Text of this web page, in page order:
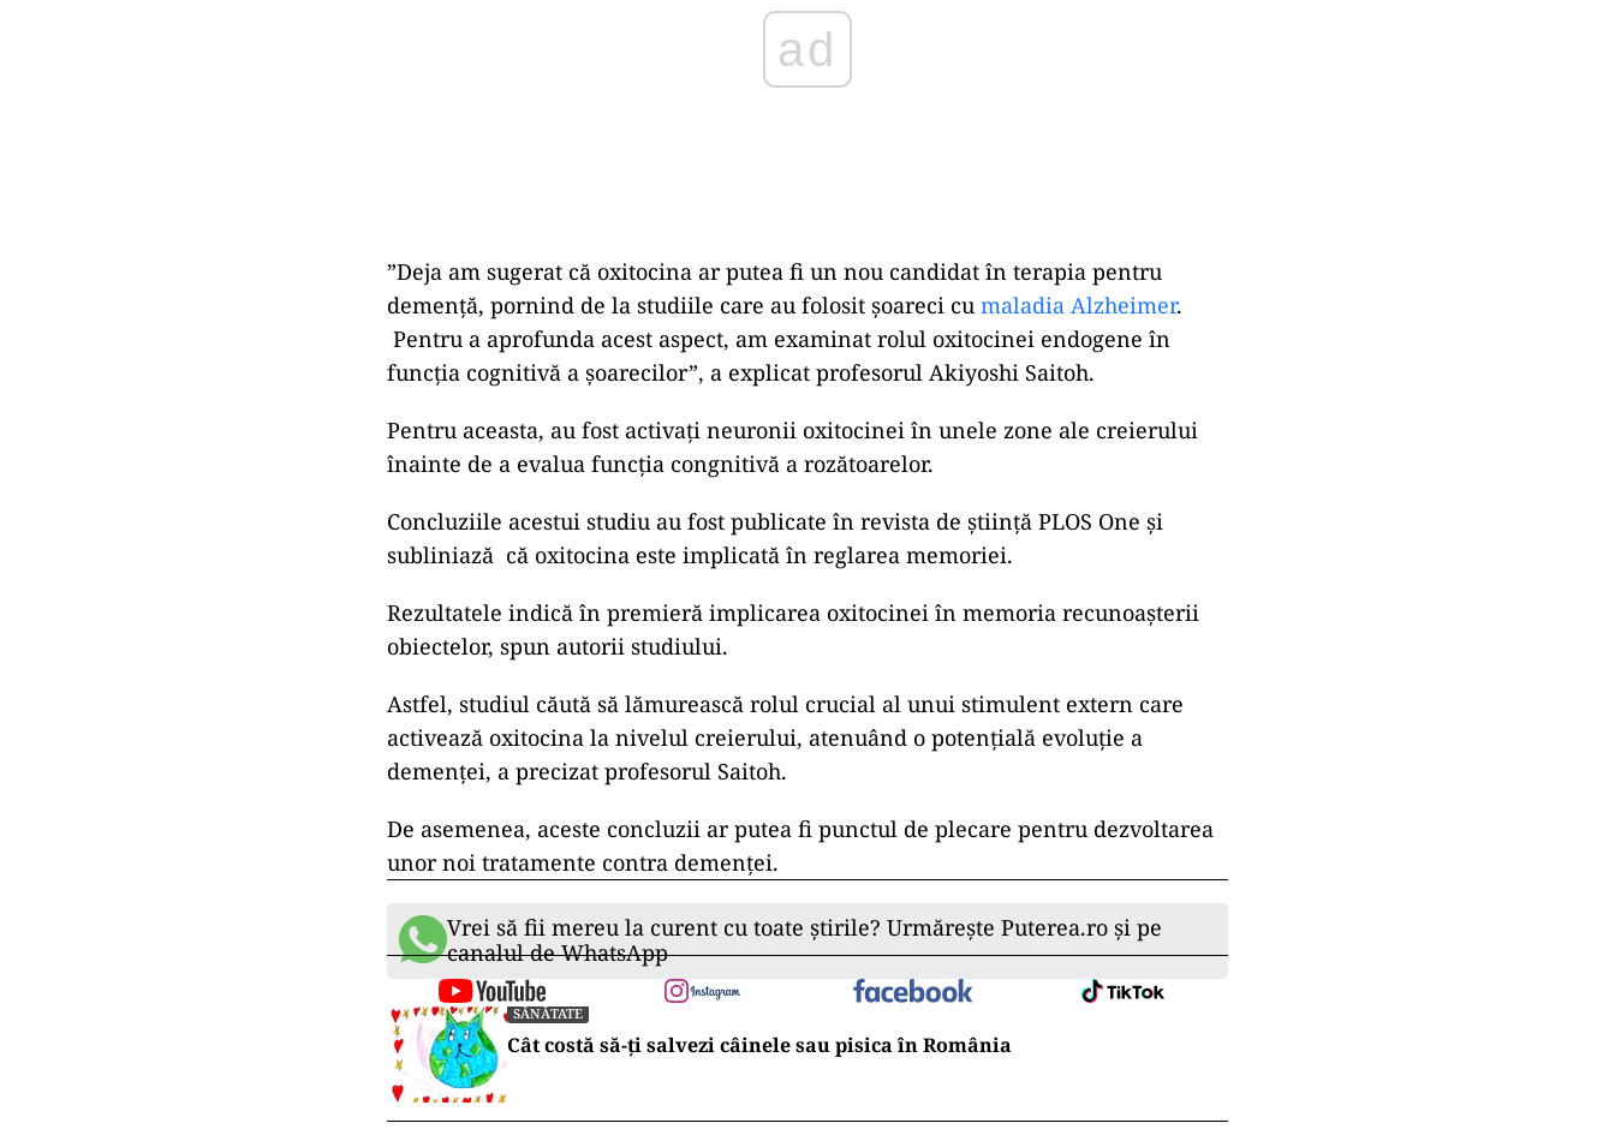
”Deja am sugerat că oxitocina ar putea fi un nou candidat în terapia pentru
demență, pornind de la studiile care au folosit șoareci cu maladia Alzheimer.
Pentru a aprofunda acest aspect, am examinat rolul oxitocinei endogene în
funcția cognitivă a șoarecilor”, a explicat profesorul Akiyoshi Saitoh.
Pentru aceasta, au fost activați neuronii oxitocinei în unele zone ale creierului
înainte de a evalua funcția congnitivă a rozătoarelor.
Concluziile acestui studiu au fost publicate în revista de știință PLOS One și
subliniază că oxitocina este implicată în reglarea memoriei.
Rezultatele indică în premieră implicarea oxitocinei în memoria recunoașterii
obiectelor, spun autorii studiului.
Astfel, studiul căută să lămurească rolul crucial al unui stimulent extern care
activează oxitocina la nivelul creierului, atenuând o potențială evoluție a
demenței, a precizat profesorul Saitoh.
De asemenea, aceste concluzii ar putea fi punctul de plecare pentru dezvoltarea
unor noi tratamente contra demenței.
Vrei să fii mereu la curent cu toate știrile? Urmărește Puterea.ro și pe
canalul de WhatsApp
SĂNĂTATE
Cât costă să-ți salvezi câinele sau pisica în România